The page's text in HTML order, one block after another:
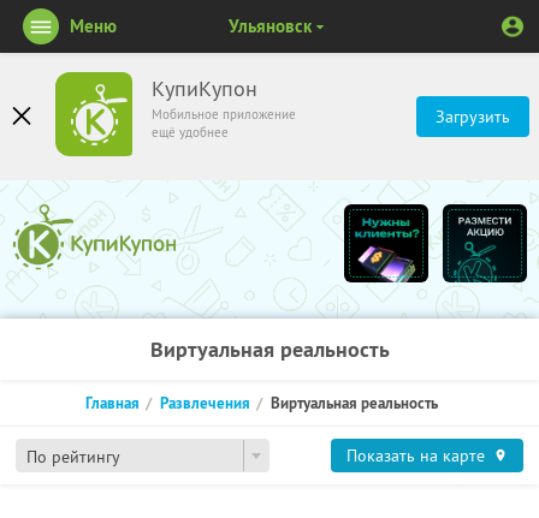
КупиКупон
Мобильное приложение
ещё удобнее
Загрузить
Меню Ульяновск
Виртуальная реальность
По рейтингу
Главная Развлечения Виртуальная реальность
Показать на карте